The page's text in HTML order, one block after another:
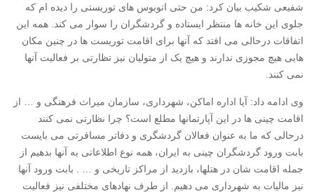
شفیعی شکیب بیان کرد: من حتی اتوبوس های توریستی را دیده ام که
جلوی این خانه ها منتظر ایستاده و گردشگران را سوار می کند. همه این
اتفاقات درحالی می افتد که آنها برای اقامت توریست ها در چنین مکان
هایی هیچ مجوزی ندارند و هیچ یک از متولیان نیز تظارتی بر فعالیت آنها
نمی کنند.
وی ادامه داد: آیا اداره اماکن، شهرداری، سازمان میراث فرهنگی و … از
اقامت چینی ها در این آپارتمانها مطلع است؟ چرا نظارتی نمی کنند
درحالی که ما به عنوان فعالان گردشگری و دفاتر مسافرتی می بایست
بابت ورود گردشگران چینی به ایران، همه نوع اطلاعاتی به آنها بدهیم از
جمله اقامت شان در هتلها، بازدید از مراکز تاریخی و … . بابت ورود آنها
نیز مالیات به شهرداری می دهیم. از طرف نهادهای مختلفی نیز فعالیت